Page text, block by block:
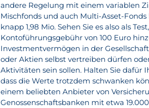
andere Regelung mit einem variablen
Mischfonds und auch Multi-Asset-
knapp 1,98 Mio. Sehen Sie es also als
Kontoführungsgebühr von 100 Euro
Investmentvermögen in der
oder Aktien selbst vertreiben dürfen
Aktivitäten sein sollen. Halten Sie dafür
dass die Werte trotzdem schwanken
einem beliebten Anbieter von
Genossenschaftsbanken mit etwa